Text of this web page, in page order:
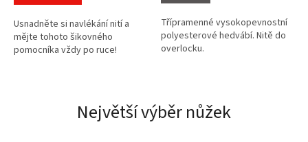
hvězdiček.
Usnadněte si navlékání nití a
mějte tohoto šikovného
pomocníka vždy po ruce!
hvězdiček.
Třípramenné vysokopevnostní
polyesterové hedvábí. Nitě do
overlocku.
Největší výběr nůžek